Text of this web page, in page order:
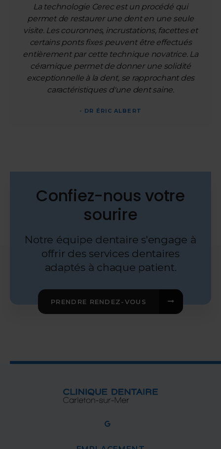
La technologie Cerec est un procédé qui
permet de restaurer une dent en une seule
visite. Les couronnes, incrustations, facettes et
certains ponts fixes peuvent être effectués
entièrement par cette technique novatrice. La
céramique permet de donner une solidité
exceptionnelle à la dent, se rapprochant des
caractéristiques d'une dent saine.
- DR ÉRIC ALBERT
Confiez-nous votre
sourire
Notre équipe dentaire s'engage à
offrir des services dentaires
adaptés à chaque patient.
PRENDRE RENDEZ-VOUS